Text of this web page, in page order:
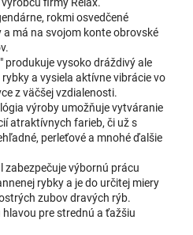
1,06 €
- 4ks
EAN: 8580000174212
rokmi osvedčené
má na svojom konte obrovské
produkuje vysoko dráždivý ale
a vysiela aktívne vibrácie vo
z väčšej vzdialenosti.
výroby umožňuje vytváranie
atraktívnych farieb, či už s
perleťové a mnohé ďalšie
zabezpečuje výbornú prácu
rybky a je do určitej miery
zubov dravých rýb.
pre strednú a ťažšiu